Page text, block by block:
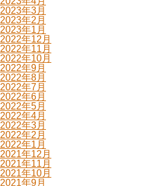
2023年3月
2023年2月
2023年1月
2022年12月
2022年11月
2022年10月
2022年9月
2022年8月
2022年7月
2022年6月
2022年5月
2022年4月
2022年3月
2022年2月
2022年1月
2021年12月
2021年11月
2021年10月
2021年9月